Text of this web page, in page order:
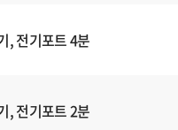
, 전기포트 4분
, 전기포트 2분